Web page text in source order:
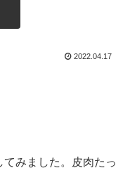
2022.04.17
みました。皮肉たっ